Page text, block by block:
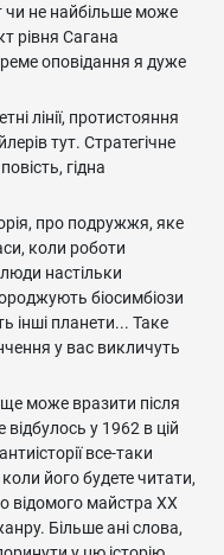
чи не найбільше може
рівня Сагана
оповідання я дуже
лінії, протистояння
тут. Стратегічне
гідна
про подружжя, яке
коли роботи
настільки
біосимбіози
інші планети... Таке
у вас викличуть
може вразити після
відбулось у 1962 в цій
все-таки
його будете читати,
відомого майстра ХХ
Більше ані слова,